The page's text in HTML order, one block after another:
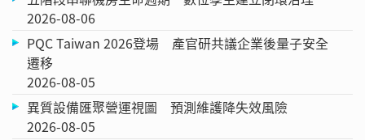
2026-08-06
PQC Taiwan 2026登場 產官研共議企業後量子安全
遷移
2026-08-05
異質設備匯聚營運視圖 預測維護降失效風險
2026-08-05